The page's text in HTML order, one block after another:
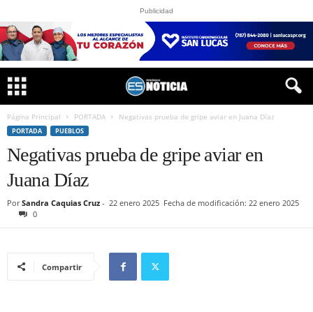
Publicidad
Página Principal PORTADA Negativas prueba de gripe aviar en Juana Díaz
PORTADA PUEBLOS
Negativas prueba de gripe aviar en
Juana Díaz
Por Sandra Caquias Cruz - 22 enero 2025 Fecha de modificación: 22 enero 2025
0
Compartir